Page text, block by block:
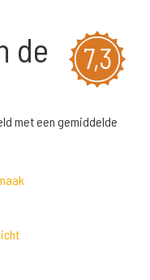
7,3
de
met een gemiddelde